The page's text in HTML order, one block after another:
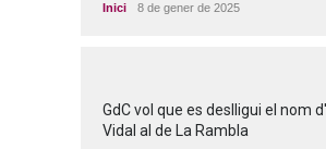
Inici 8 de gener de 2025
GdC vol que es deslligui el nom
Vidal al de La Rambla